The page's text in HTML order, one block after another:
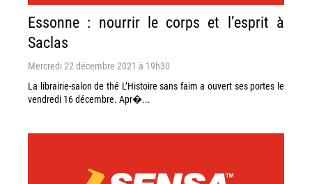
Essonne : nourrir le corps et l’esprit à
Saclas
Mercredi 22 décembre 2021 à 19h30
La librairie-salon de thé L’Histoire sans faim a ouvert ses portes le
vendredi 16 décembre. Apr�...